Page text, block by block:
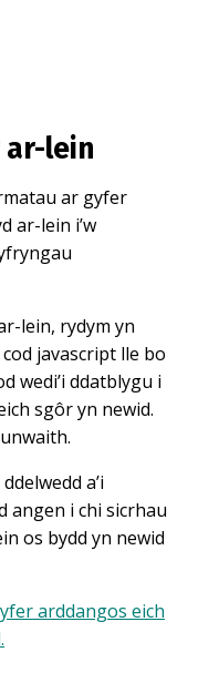
ar-lein
ar gyfer
ar-lein i’w
lein, rydym yn
javascript lle bo
wedi’i ddatblygu i
sgôr yn newid.
a’i
angen i chi sicrhau
os bydd yn newid
arddangos eich